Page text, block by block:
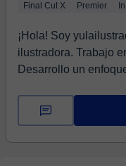
Final Cut X Premier
¡Hola! Soy
ilustradora. Trabajo en diseño gráfico e ilustración.
Desarrollo un